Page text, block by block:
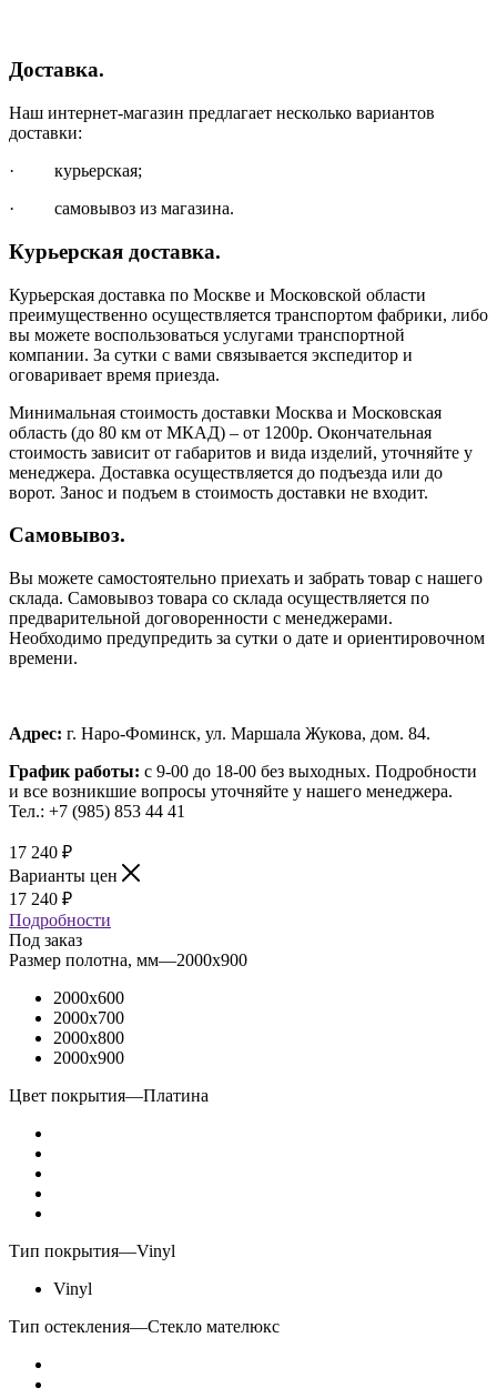
Доставка.
Наш интернет-магазин предлагает несколько вариантов
доставки:
· курьерская;
· самовывоз из магазина.
Курьерская доставка.
Курьерская доставка по Москве и Московской области
преимущественно осуществляется транспортом фабрики, либо
вы можете воспользоваться услугами транспортной
компании. За сутки с вами связывается экспедитор и
оговаривает время приезда.
Минимальная стоимость доставки Москва и Московская
область (до 80 км от МКАД) – от 1200р. Окончательная
стоимость зависит от габаритов и вида изделий, уточняйте у
менеджера. Доставка осуществляется до подъезда или до
ворот. Занос и подъем в стоимость доставки не входит.
Самовывоз.
Вы можете самостоятельно приехать и забрать товар с нашего
склада. Самовывоз товара со склада осуществляется по
предварительной договоренности с менеджерами.
Необходимо предупредить за сутки о дате и ориентировочном
времени.
Адрес: г. Наро-Фоминск, ул. Маршала Жукова, дом. 84.
График работы: с 9-00 до 18-00 без выходных. Подробности
и все возникшие вопросы уточняйте у нашего менеджера.
Тел.: +7 (985) 853 44 41
17 240 ₽
Варианты цен
17 240 ₽
Подробности
Под заказ
Размер полотна, мм—2000x900
2000x600
2000x700
2000x800
2000x900
Цвет покрытия—Платина
Тип покрытия—Vinyl
Vinyl
Тип остекления—Стекло мателюкс